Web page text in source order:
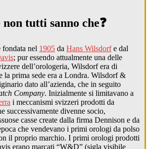
tutti sanno che❓
nel 1905 da Hans Wilsdorfe dal
; pur essendo attualmente una delle
dell’orologeria, Wilsdorf era di
la prima sede era a Londra. Wilsdorf &
dato all’azienda, che in seguito
Company. Inizialmente si limitavano a
i meccanismi svizzeri prodotti da
successivamente divenne socio,
casse create dalla firma Dennison e da
che vendevano i primi orologi da polso
il proprio marchio. I primi orologi prodotti
erano marcati “W&D” (sigla visibile